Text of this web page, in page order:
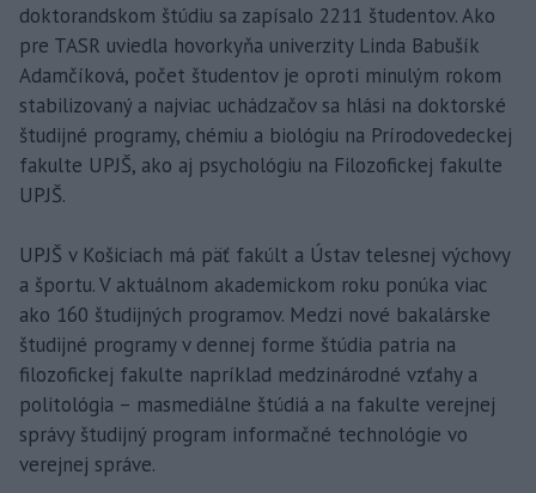
doktorandskom štúdiu sa zapísalo 2211 študentov. Ako
pre TASR uviedla hovorkyňa univerzity Linda Babušík
Adamčíková, počet študentov je oproti minulým rokom
stabilizovaný a najviac uchádzačov sa hlási na doktorské
študijné programy, chémiu a biológiu na Prírodovedeckej
fakulte UPJŠ, ako aj psychológiu na Filozofickej fakulte
UPJŠ.
UPJŠ v Košiciach má päť fakúlt a Ústav telesnej výchovy
a športu. V aktuálnom akademickom roku ponúka viac
ako 160 študijných programov. Medzi nové bakalárske
študijné programy v dennej forme štúdia patria na
filozofickej fakulte napríklad medzinárodné vzťahy a
politológia – masmediálne štúdiá a na fakulte verejnej
správy študijný program informačné technológie vo
verejnej správe.